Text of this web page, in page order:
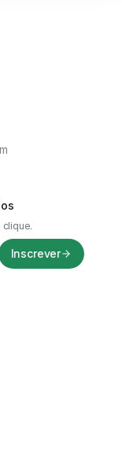
clique.
Inscrever